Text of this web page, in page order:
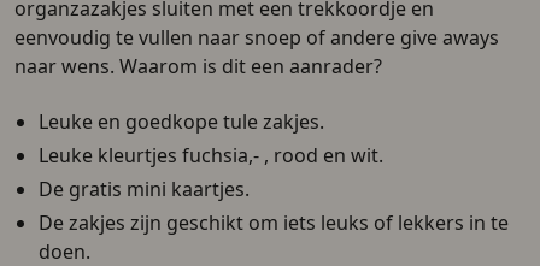
organzazakjes sluiten met een trekkoordje en
eenvoudig te vullen naar snoep of andere give aways
naar wens. Waarom is dit een aanrader?
Leuke en goedkope tule zakjes.
Leuke kleurtjes fuchsia,- , rood en wit.
De gratis mini kaartjes.
De zakjes zijn geschikt om iets leuks of lekkers in te
doen.